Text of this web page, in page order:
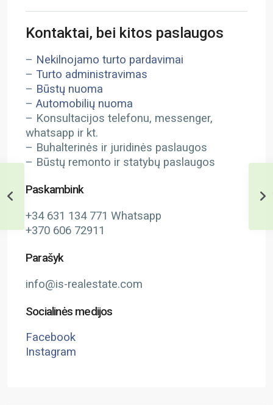
Kontaktai, bei kitos paslaugos
– Nekilnojamo turto pardavimai
– Turto administravimas
– Būstų nuoma
– Automobilių nuoma
– Konsultacijos telefonu, messenger,
whatsapp ir kt.
– Buhalterinės ir juridinės paslaugos
– Būstų remonto ir statybų paslaugos
Paskambink
+34 631 134 771 Whatsapp
+370 606 72911
Parašyk
info@is-realestate.com
Socialinės medijos
Facebook
Instagram